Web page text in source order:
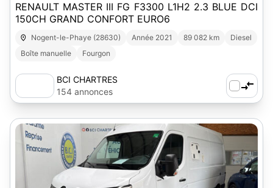
RENAULT MASTER III FG F3300 L1H2 2.3 BLUE DCI
150CH GRAND CONFORT EURO6
Nogent-le-Phaye (28630) Année 2021 89 082 km
Diesel
Boîte manuelle
Fourgon
BCI CHARTRES
154 annonces